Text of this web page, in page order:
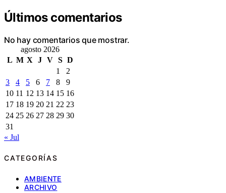
Últimos comentarios
No hay comentarios que mostrar.
agosto 2026
L M X J V S D
1
2
3
4 5 6 7 8
9
10 11 12 13 14 15 16
17 18 19 20 21 22 23
24 25 26 27 28 29 30
31
« Jul
CATEGORÍAS
AMBIENTE
ARCHIVO